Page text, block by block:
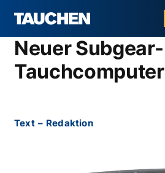
Neuer Subgear-
Tauchcomputer
Text – Redaktion